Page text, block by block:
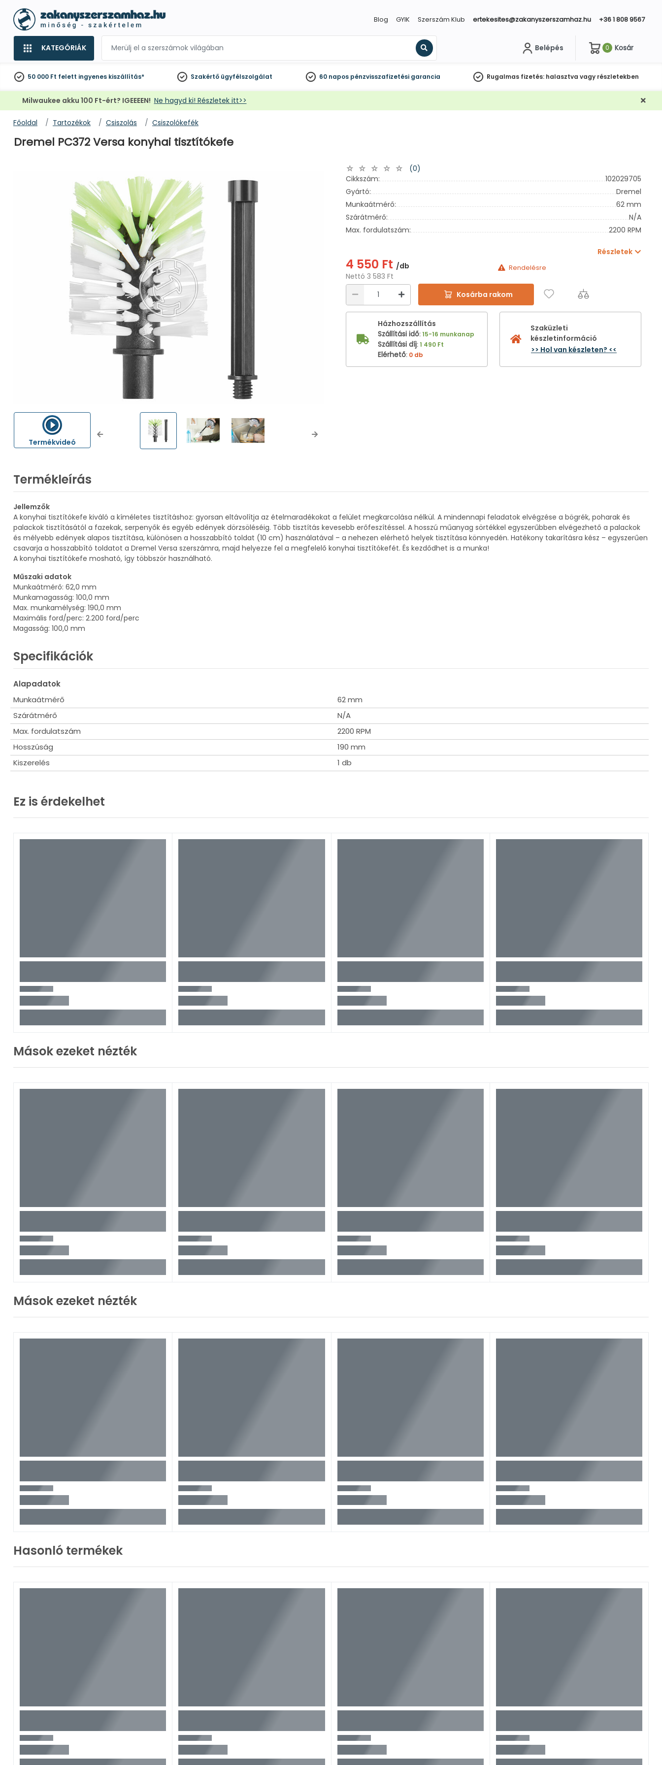
Blog GYIK Szerszám Klub ertekesites@zakanyszerszamhaz.hu +36 1 808 9567
KATEGÓRIÁK
Keresés
Belépés 0 Kosár
50 000 Ft felett ingyenes kiszállítás* Szakértő ügyfélszolgálat 60 napos pénzvisszafizetési garancia Rugalmas fizetés: halasztva vagy részletekben
Milwaukee akku 100 Ft-ért? IGEEEEN! Ne hagyd ki! Részletek itt>>
Főoldal Tartozékok Csiszolás Csiszolókefék
Dremel PC372 Versa konyhai tisztítókefe
Termékvideó Previous Next
(0)
Cikkszám:
102029705
Gyártó:
Dremel
Munkaátmérő:
62 mm
Szárátmérő:
N/A
Max. fordulatszám:
2200 RPM
Részletek
4 550 Ft /db
Nettó 3 583 Ft
Rendelésre
Kosárba rakom
Házhozszállítás
Szállítási idő:15-16 munkanap
Szállítási díj:1 490 Ft
Elérhető: 0 db
Szaküzleti
készletinformáció
>> Hol van készleten? <<
Termékleírás
Jellemzők
A konyhai tisztítókefe kiváló a kíméletes tisztításhoz: gyorsan eltávolítja az ételmaradékokat a felület megkarcolása nélkül. A mindennapi feladatok elvégzése a bögrék, poharak és
palackok tisztításától a fazekak, serpenyők és egyéb edények dörzsöléséig. Több tisztítás kevesebb erőfeszítéssel. A hosszú műanyag sörtékkel egyszerűbben elvégezhető a palackok
és mélyebb edények alapos tisztítása, különösen a hosszabbító toldat (10 cm) használatával – a nehezen elérhető helyek tisztítása könnyedén. Hatékony takarításra kész – egyszerűen
csavarja a hosszabbító toldatot a Dremel Versa szerszámra, majd helyezze fel a megfelelő konyhai tisztítókefét. És kezdődhet is a munka!
A konyhai tisztítókefe mosható, így többször használható.
Műszaki adatok
Munkaátmérő: 62,0 mm
Munkamagasság: 100,0 mm
Max. munkamélység: 190,0 mm
Maximális ford/perc: 2.200 ford/perc
Magasság: 100,0 mm
Specifikációk
Alapadatok
Munkaátmérő
62 mm
Szárátmérő
N/A
Max. fordulatszám
2200 RPM
Hosszúság
190 mm
Kiszerelés
1 db
Ez is érdekelhet
Mások ezeket nézték
Mások ezeket nézték
Hasonló termékek